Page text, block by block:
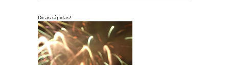
Dicas rápidas!